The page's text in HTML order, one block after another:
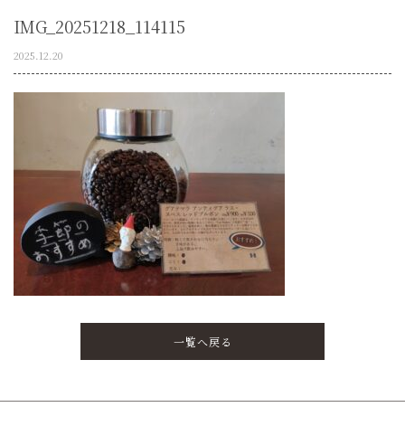
IMG_20251218_114115
2025.12.20
一覧へ戻る